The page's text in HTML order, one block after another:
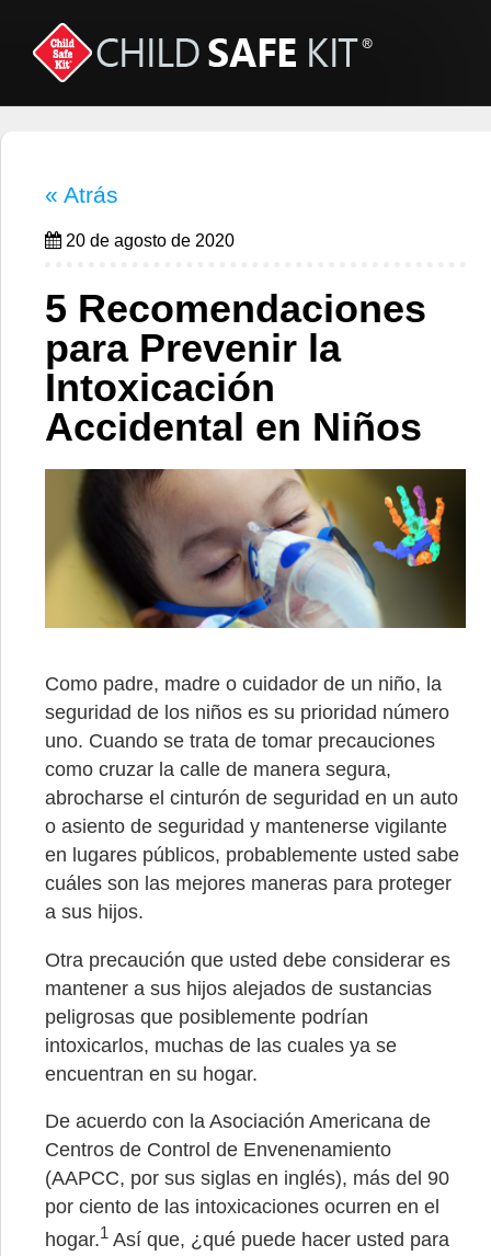
« Atrás
20 de agosto de 2020
5 Recomendaciones
para Prevenir la
Intoxicación
Accidental en Niños
Como padre, madre o cuidador de un niño, la
seguridad de los niños es su prioridad número
uno. Cuando se trata de tomar precauciones
como cruzar la calle de manera segura,
abrocharse el cinturón de seguridad en un auto
o asiento de seguridad y mantenerse vigilante
en lugares públicos, probablemente usted sabe
cuáles son las mejores maneras para proteger
a sus hijos.
Otra precaución que usted debe considerar es
mantener a sus hijos alejados de sustancias
peligrosas que posiblemente podrían
intoxicarlos, muchas de las cuales ya se
encuentran en su hogar.
De acuerdo con la Asociación Americana de
Centros de Control de Envenenamiento
(AAPCC, por sus siglas en inglés), más del 90
por ciento de las intoxicaciones ocurren en el
hogar.1 Así que, ¿qué puede hacer usted para